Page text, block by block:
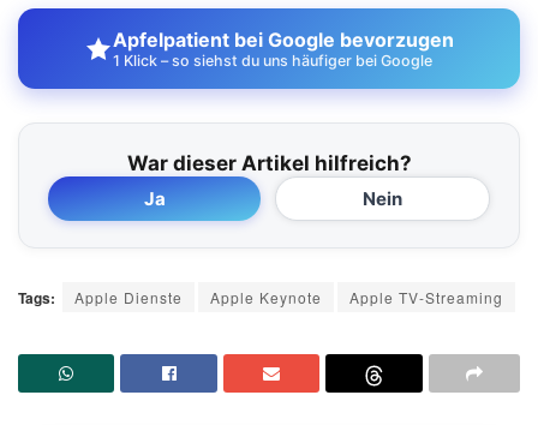
Apfelpatient bei Google bevorzugen
1 Klick – so siehst du uns häufiger bei Google
War dieser Artikel hilfreich?
Ja Nein
Tags: Apple Dienste Apple Keynote Apple TV-Streaming